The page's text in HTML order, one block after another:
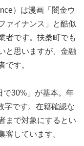
）は漫画「闇金ウ
ァイナンス」と酷似
者です。扶桑町でも
と思いますが、金融
です。
で30%」が基本。年
字です。在籍確認な
まで対象にするとい
客しています。